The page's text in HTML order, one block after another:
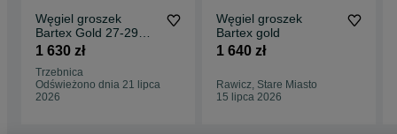
Węgiel groszek
Bartex Gold 27-29
oryginalny super
jakość
1 630 zł
Trzebnica
Odświeżono dnia 21 lipca
2026
Węgiel groszek
Bartex gold
1 640 zł
Rawicz, Stare Miasto
15 lipca 2026